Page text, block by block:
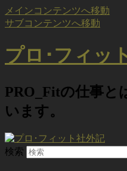
メインコンテンツへ移動
サブコンテンツへ移動
プロ･フィッ
PRO_Fitの仕事と
います。
検索